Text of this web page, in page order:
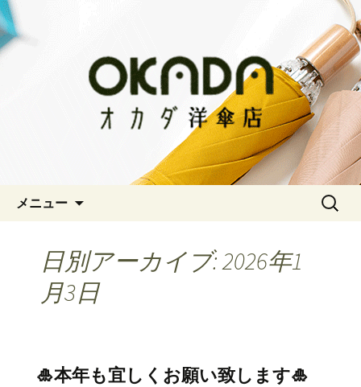
オカダ洋傘店
神戸三宮の老舗 オシャレな傘をお求
めならオカダ洋傘店
メニュー
検
日別アーカイブ: 2026年1
月3日
🎍本年も宜しくお願い致します🎍